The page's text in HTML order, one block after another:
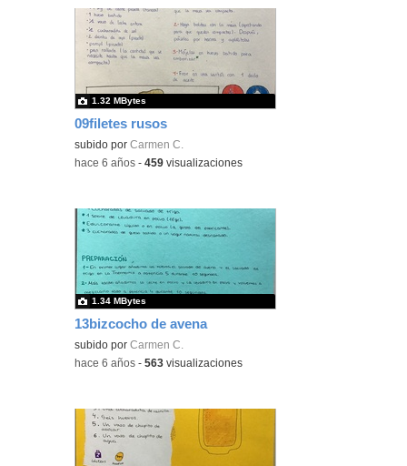
09filetes rusos
subido porCarmen C.
1.32 MBytes
-hace 6 años -459 visualizaciones
13bizcocho de avena
subido porCarmen C.
1.34 MBytes
-hace 6 años -563 visualizaciones